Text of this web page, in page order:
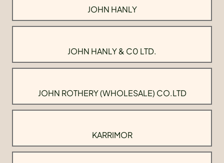
JOHN HANLY
JOHN HANLY & C0 LTD.
JOHN ROTHERY (WHOLESALE) CO.LTD
KARRIMOR